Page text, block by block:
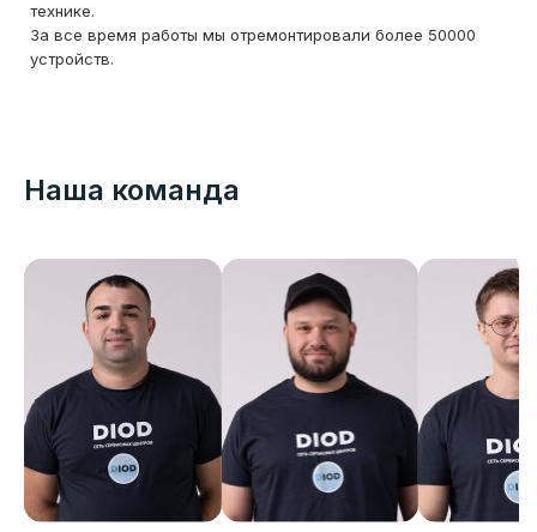
технике.
За все время работы мы отремонтировали более 50000
устройств.
Наша команда